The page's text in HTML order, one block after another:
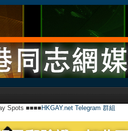
Spots ■■■■ HKGAY.net Telegram 群組